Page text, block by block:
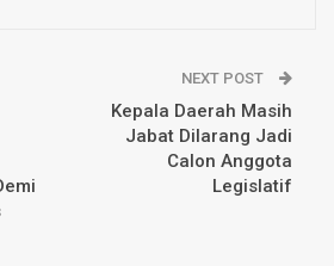
NEXT POST
Kepala Daerah Masih
Jabat Dilarang Jadi
Calon Anggota
Legislatif